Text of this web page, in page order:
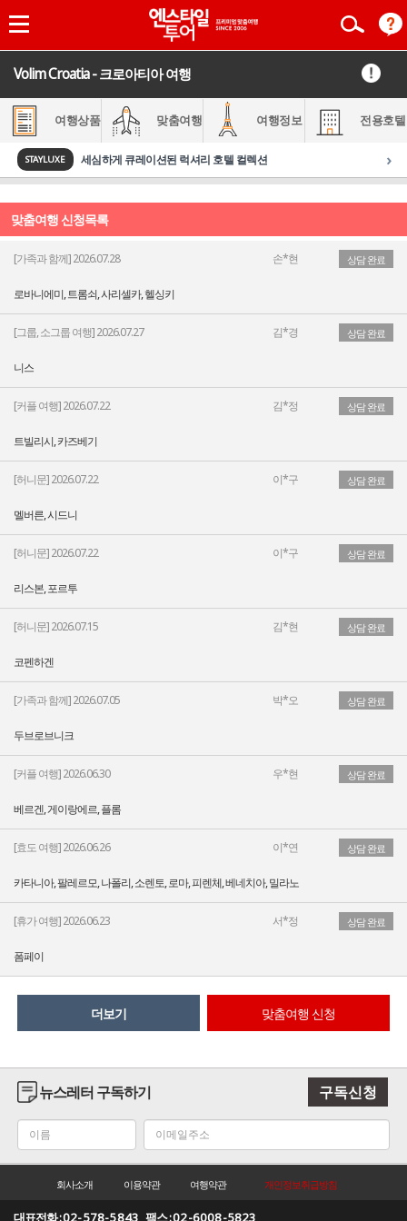
Volim Croatia - 크로아티아 여행
여행상품 맞춤여행 여행정보 전용호텔
STAYLUXE 세심하게 큐레이션된 럭셔리 호텔 컬렉션 ›
맞춤여행 신청목록
[가족과 함께] 2026.07.28 손*현 상담 완료
로바니에미, 트롬쇠, 사리셀카, 헬싱키
[그룹, 소그룹 여행] 2026.07.27 김*경 상담 완료
니스
[커플 여행] 2026.07.22 김*정 상담 완료
트빌리시, 카즈베기
[허니문] 2026.07.22 이*구 상담 완료
멜버른, 시드니
[허니문] 2026.07.22 이*구 상담 완료
리스본, 포르투
[허니문] 2026.07.15 김*현 상담 완료
코펜하겐
[가족과 함께] 2026.07.05 박*오 상담 완료
두브로브니크
[커플 여행] 2026.06.30 우*현 상담 완료
베르겐, 게이랑에르, 플롬
[효도 여행] 2026.06.26 이*연 상담 완료
카타니아, 팔레르모, 나폴리, 소렌토, 로마, 피렌체, 베네치아, 밀라노
[휴가 여행] 2026.06.23 서*정 상담 완료
폼페이
더보기 맞춤여행 신청
뉴스레터 구독하기 구독신청
회사소개 이용약관 여행약관 개인정보취급방침
대표전화 :02-578-5843 팩스 :02-6008-5823